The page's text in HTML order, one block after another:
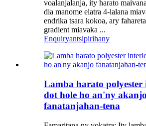
voalanjalanja, ity harato
dia manome elatra 4-lalana
endrika tsara kokoa, ary
gradient miavaka ...
Enquiryantsipirihany
Lamba harato
dot hole ho an'ny akanjo
fanatanjahan-tena